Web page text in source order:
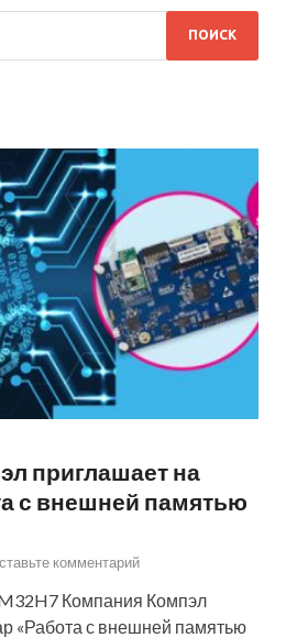
приглашает на
с внешней памятью
комментарий
Компания Компэл
«Работа с внешней памятью